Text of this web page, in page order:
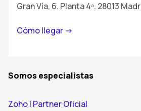
Gran Vía, 6. Planta 4ª. 28013
Cómo llegar ->
Somos especialistas
Zoho | Partner Oficial